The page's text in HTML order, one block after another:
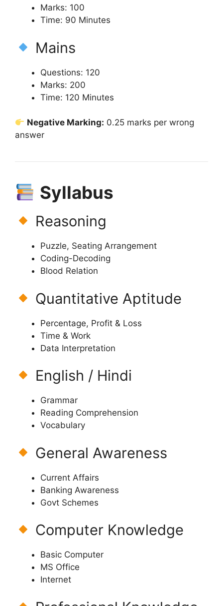
Marks: 100
Time: 90 Minutes
Mains
Questions: 120
Marks: 200
Time: 120 Minutes
Negative Marking: 0.25 marks per wrong
answer
Syllabus
Reasoning
Puzzle, Seating Arrangement
Coding-Decoding
Blood Relation
Quantitative Aptitude
Percentage, Profit & Loss
Time & Work
Data Interpretation
English / Hindi
Grammar
Reading Comprehension
Vocabulary
General Awareness
Current Affairs
Banking Awareness
Govt Schemes
Computer Knowledge
Basic Computer
MS Office
Internet